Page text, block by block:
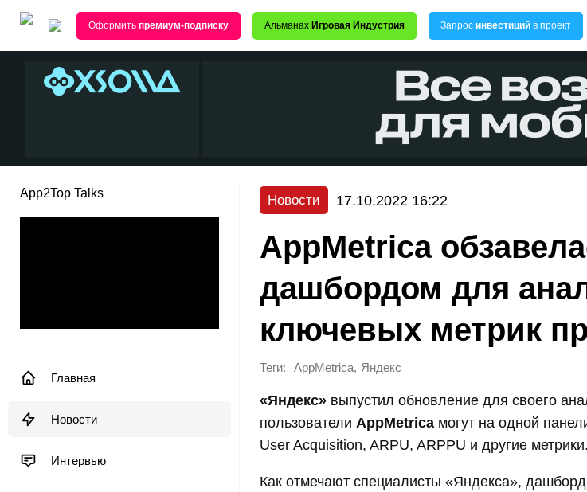
Оформить премиум-подписку Альманах Игровая Индустрия Запрос инвестиций в проект
App2Top Talks
Главная
Новости
Интервью
Новости 17.10.2022 16:22
AppMetrica
дашбордом для
ключевых метрик
Теги: AppMetrica, Яндекс
«Яндекс» выпустил обновление для своего
пользователи AppMetrica могут на одной
User Acquisition, ARPU, ARPPU и другие метрики.
Как отмечают специалисты «Яндекса»,